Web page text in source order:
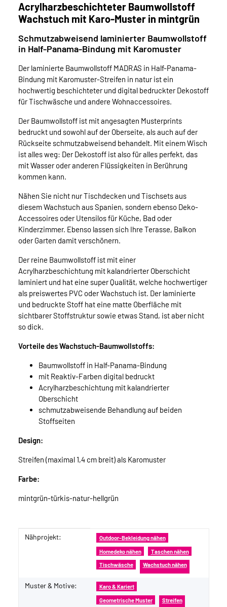
Acrylharzbeschichteter Baumwollstoff
Wachstuch mit Karo-Muster in mintgrün
Schmutzabweisend laminierter Baumwollstoff
in Half-Panama-Bindung mit Karomuster
Der laminierte Baumwollstoff MADRAS in Half-Panama-
Bindung mit Karomuster-Streifen in natur ist ein
hochwertig beschichteter und digital bedruckter Dekostoff
für Tischwäsche und andere Wohnaccessoires.
Der Baumwollstoff ist mit angesagten Musterprints
bedruckt und sowohl auf der Oberseite, als auch auf der
Rückseite schmutzabweisend behandelt. Mit einem Wisch
ist alles weg: Der Dekostoff ist also für alles perfekt, das
mit Wasser oder anderen Flüssigkeiten in Berührung
kommen kann.
Nähen Sie nicht nur Tischdecken und Tischsets aus
diesem Wachstuch aus Spanien, sondern ebenso Deko-
Accessoires oder Utensilos für Küche, Bad oder
Kinderzimmer. Ebenso lassen sich Ihre Terasse, Balkon
oder Garten damit verschönern.
Der reine Baumwollstoff ist mit einer
Acrylharzbeschichtung mit kalandrierter Oberschicht
laminiert und hat eine super Qualität, welche hochwertiger
als preiswertes PVC oder Wachstuch ist. Der laminierte
und bedruckte Stoff hat eine matte Oberfläche mit
sichtbarer Stoffstruktur sowie etwas Stand, ist aber nicht
so dick.
Vorteile des Wachstuch-Baumwollstoffs:
Baumwollstoff in Half-Panama-Bindung
mit Reaktiv-Farben digital bedruckt
Acrylharzbeschichtung mit kalandrierter
Oberschicht
schmutzabweisende Behandlung auf beiden
Stoffseiten
Design:
Streifen (maximal 1,4 cm breit) als Karomuster
Farbe:
mintgrün-türkis-natur-hellgrün
Produkteigenschaft
Wert
Nähprojekt: Outdoor-Bekleidung nähen
Homedeko nähen Taschen nähen
Tischwäsche Wachstuch nähen
Muster & Motive: Karo & Kariert
Geometrische Muster Streifen